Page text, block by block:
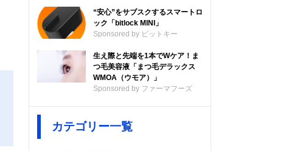
“安心”をサブスクするスマートロ
ック「bitlock MINI」
Sponsored by ビットキー
生え際と先端を1本でWケア！ま
つ毛美容液「まつ毛デラックス
WMOA（ウモア）」
Sponsored by ファーマフーズ
カテゴリー一覧